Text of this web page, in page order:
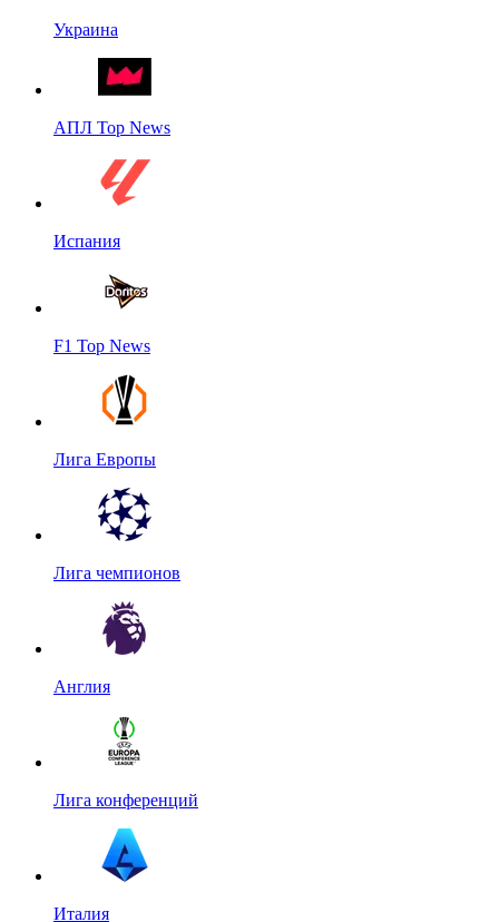
Украина
АПЛ Top News
Испания
F1 Top News
Лига Европы
Лига чемпионов
Англия
Лига конференций
Италия